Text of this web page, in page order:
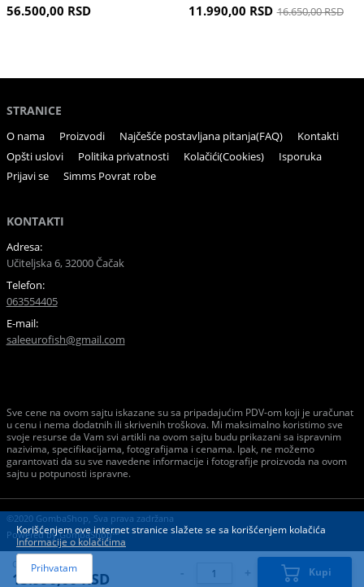
56.500,00 RSD 11.990,00 RSD 16.650,00 RSD
STRANICE
O nama Proizvodi Najčešće postavljana pitanja(FAQ)
Kontakti
Opšti uslovi
Politika privatnosti Kolačići(Cookies)
Isporuka
Prijavi se
Simms Povrat robe
KONTAKTI
Adresa:
Učiteljska 6, 32000 Čačak
Telefon:
063554405
E-mail:
saleeurofish@gmail.com
Sve cene na ovom sajtu iskazane su sa pripadajućim PDV-om koji je uračunat
u cenu i nema dodatnih ili skrivenih troškova. Mi maksimalno koristimo sve
svoje resurse da Vam svi artikli na ovom sajtu budu prikazani sa ispravnim
nazivima, specifikacijama, fotografijama i cenama. Ipak, ne možemo
garantovati da su sve navedene informacije i fotografije proizvoda na ovom
sajtu u potpunosti ispravne.
©2020 GombaShop, Sva prava zadržana
Powered byGombaShop™
Cena:
13.990,00 RSD - + Kupi
Korišćenjem ove internet stranice slažete se sa korišćenjem kolačića
Informacije o kolačićima
Prihvatam